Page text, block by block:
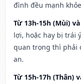
đình đều mạnh
Từ 13h-15h (Mùi)
lợi, hoặc hay bị trái
quan trọng thì phải
an.
Từ 15h-17h (Thân)